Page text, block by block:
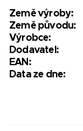
Země výroby:
Země původu:
Výrobce:
Dodavatel:
EAN:
Data ze dne: